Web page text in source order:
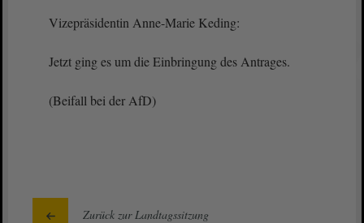
Vizepräsidentin Anne-Marie Keding:
Jetzt ging es um die Einbringung des Antrages.
(Beifall bei der AfD)
Zurück zur Landtagssitzung